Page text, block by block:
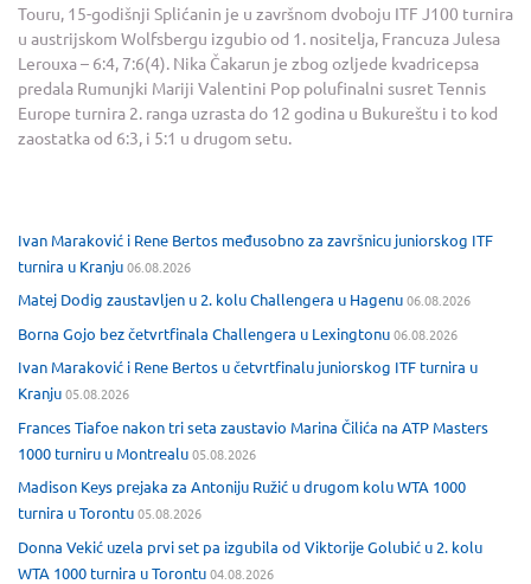
Touru, 15-godišnji Splićanin je u završnom dvoboju ITF J100 turnira
u austrijskom Wolfsbergu izgubio od 1. nositelja, Francuza Julesa
Lerouxa – 6:4, 7:6(4). Nika Čakarun je zbog ozljede kvadricepsa
predala Rumunjki Mariji Valentini Pop polufinalni susret Tennis
Europe turnira 2. ranga uzrasta do 12 godina u Bukureštu i to kod
zaostatka od 6:3, i 5:1 u drugom setu.
Ivan Maraković i Rene Bertos međusobno za završnicu juniorskog ITF
turnira u Kranju06.08.2026
Matej Dodig zaustavljen u 2. kolu Challengera u Hagenu06.08.2026
Borna Gojo bez četvrtfinala Challengera u Lexingtonu06.08.2026
Ivan Maraković i Rene Bertos u četvrtfinalu juniorskog ITF turnira u
Kranju05.08.2026
Frances Tiafoe nakon tri seta zaustavio Marina Čilića na ATP Masters
1000 turniru u Montrealu05.08.2026
Madison Keys prejaka za Antoniju Ružić u drugom kolu WTA 1000
turnira u Torontu05.08.2026
Donna Vekić uzela prvi set pa izgubila od Viktorije Golubić u 2. kolu
WTA 1000 turnira u Torontu04.08.2026